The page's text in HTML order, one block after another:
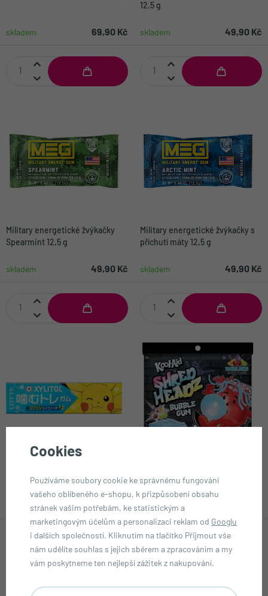
skladem 69,90 Kč
12,5 g
skladem 49,90 Kč
Military energetické žvýkačky
Spearmint 12,5 g
skladem 49,90 Kč
Military energetické žvýkačky s
příchutí máty 12,5 g
skladem 49,90 Kč
příchutí nápoje ramune s
xylitolem 26 g
skladem
49,90 Kč
tropickou příchutí 60 g
skladem
Cookies
Používáme soubory cookie ke správnému fungování
vašeho oblíbeného e-shopu, k přizpůsobení obsahu
stránek vašim potřebám, ke statistickým a
marketingovým účelům a personalizaci reklam od Googlu
i dalších společností. Kliknutím na tlačítko Přijmout vše
nám udělíte souhlas s jejich sběrem a zpracováním a my
vám poskytneme ten nejlepší zážitek z nakupování.